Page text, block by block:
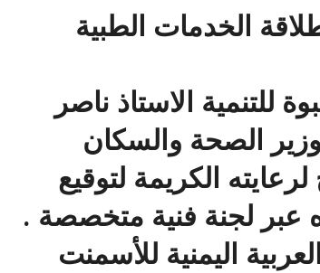
الخدمات الطبية
للتنمية الاستاذ ناصر
الصحة والسكان
الكريمة لتوقيع
عبر لجنة فنية متخصصة .
اليمنية للأسمنت